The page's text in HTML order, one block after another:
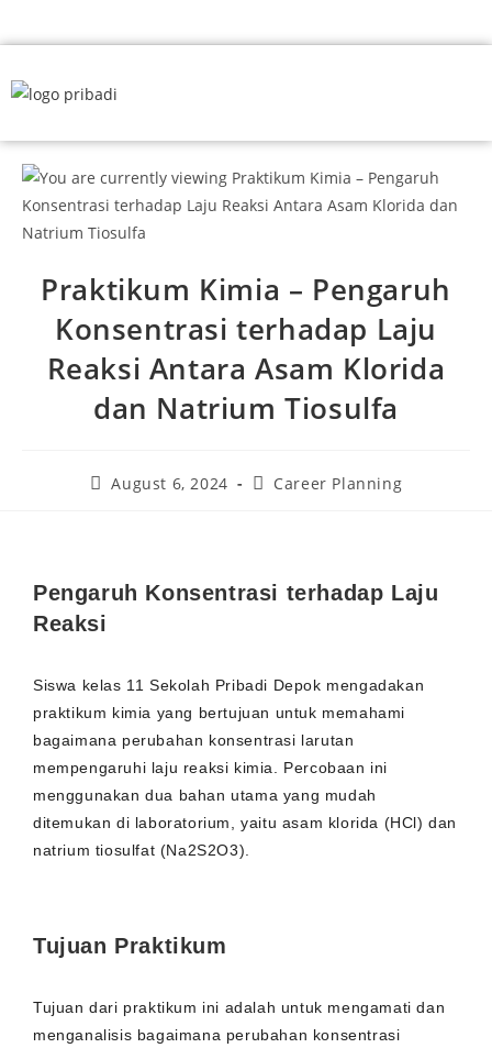
Praktikum Kimia – Pengaruh
Konsentrasi terhadap Laju
Reaksi Antara Asam Klorida
dan Natrium Tiosulfa
August 6, 2024 Career Planning
Pengaruh Konsentrasi terhadap Laju
Reaksi
Siswa kelas 11 Sekolah Pribadi Depok mengadakan
praktikum kimia yang bertujuan untuk memahami
bagaimana perubahan konsentrasi larutan
mempengaruhi laju reaksi kimia. Percobaan ini
menggunakan dua bahan utama yang mudah
ditemukan di laboratorium, yaitu asam klorida (HCl) dan
natrium tiosulfat (Na2S2O3).
Tujuan Praktikum
Tujuan dari praktikum ini adalah untuk mengamati dan
menganalisis bagaimana perubahan konsentrasi